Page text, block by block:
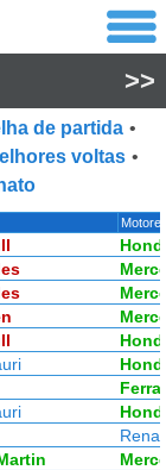
>>
de partida •
voltas •
Motore